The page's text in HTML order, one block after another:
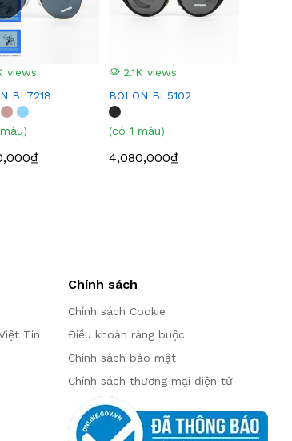
views
BL7218
2.1K views
BOLON BL5102
(có 1 màu)
4,080,000₫
Tín
Chính sách
Chính sách Cookie
Điều khoản ràng buộc
Chính sách bảo mật
Chính sách thương mại điện tử